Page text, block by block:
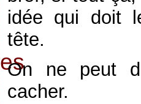
idée qui doit
tête.
On ne peut
cacher.